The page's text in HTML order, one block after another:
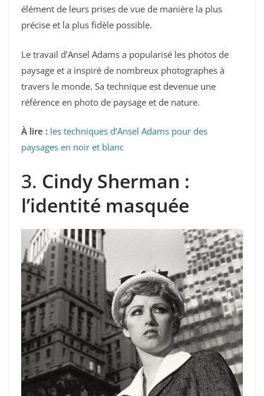
élément de leurs prises de vue de manière la plus
précise et la plus fidèle possible.
Le travail d’Ansel Adams a popularisé les photos de
paysage et a inspiré de nombreux photographes à
travers le monde. Sa technique est devenue une
référence en photo de paysage et de nature.
À lire : les techniques d’Ansel Adams pour des
paysages en noir et blanc
3. Cindy Sherman :
l’identité masquée